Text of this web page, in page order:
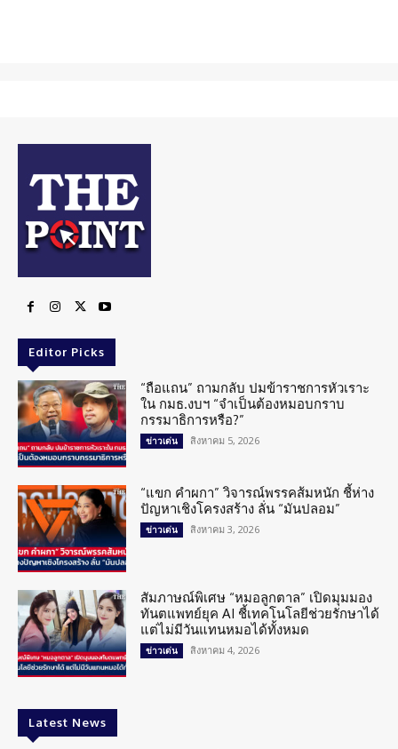
Editor Picks
“ถือแถน” ถามกลับ ปมข้าราชการหัวเราะ
ใน กมธ.งบฯ “จำเป็นต้องหมอบกราบ
กรรมาธิการหรือ?”
ข่าวเด่น สิงหาคม 5, 2026
“แขก คำผกา” วิจารณ์พรรคส้มหนัก ชี้ห่าง
ปัญหาเชิงโครงสร้าง ลั่น “มันปลอม”
ข่าวเด่น สิงหาคม 3, 2026
สัมภาษณ์พิเศษ “หมอลูกตาล” เปิดมุมมอง
ทันตแพทย์ยุค AI ชี้เทคโนโลยีช่วยรักษาได้
แต่ไม่มีวันแทนหมอได้ทั้งหมด
ข่าวเด่น สิงหาคม 4, 2026
Latest News